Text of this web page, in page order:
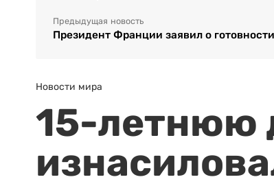
Предыдущая новость
Президент Франции заявил о
Новости мира
15-летнюю